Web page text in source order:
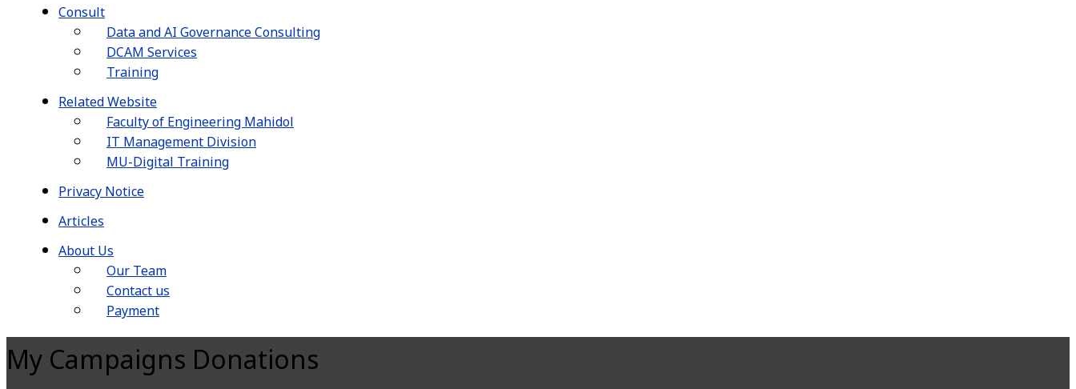
Consult
Data and AI Governance Consulting
DCAM Services
Training
Related Website
Faculty of Engineering Mahidol
IT Management Division
MU-Digital Training
Privacy Notice
Articles
About Us
Our Team
Contact us
Payment
My Campaigns Donations